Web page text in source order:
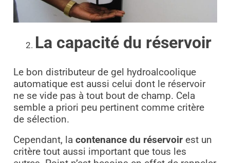
La capacité du réservoir
Le bon distributeur de gel hydroalcoolique
automatique est aussi celui dont le réservoir
ne se vide pas à tout bout de champ. Cela
semble a priori peu pertinent comme critère
de sélection.
Cependant, la contenance du réservoirest un
critère tout aussi important que tous les